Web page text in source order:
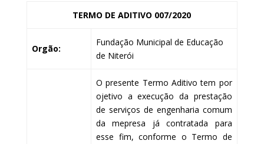
TERMO DE ADITIVO 007/2020
Orgão:
Fundação Municipal de Educação
de Niterói
O presente Termo Aditivo tem por
ojetivo a execução da prestação
de serviços de engenharia comum
da mepresa já contratada para
esse fim, conforme o Termo de